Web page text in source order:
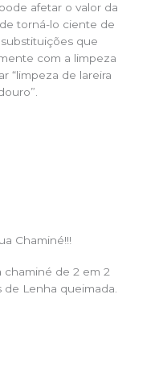
afetar o valor da
torná-lo ciente de
que
com a limpeza
“limpeza de lareira
Chaminé!!!
chaminé de 2 em 2
de Lenha queimada.